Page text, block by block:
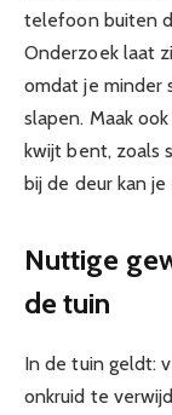
telefoon buiten
Onderzoek laat
omdat je minder
slapen. Maak
kwijt bent, zoals
bij de deur kan
Nuttige
de tuin
In de tuin geldt:
onkruid te